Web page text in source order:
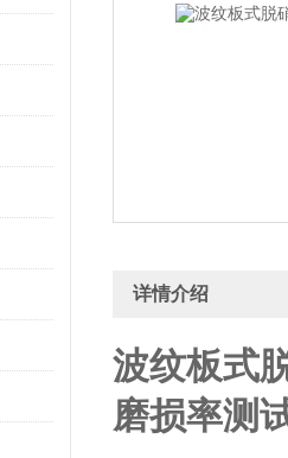
详情介绍
波纹板式
磨损率测